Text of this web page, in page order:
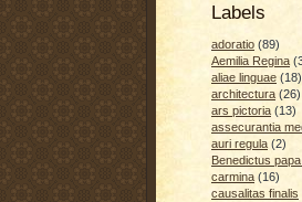
Labels
adoratio (89)
Aemilia Regina
aliae linguae (18)
architectura (26)
ars pictoria (13)
assecurantia
auri regula (2)
Benedictus papa
carmina (16)
causalitas finalis